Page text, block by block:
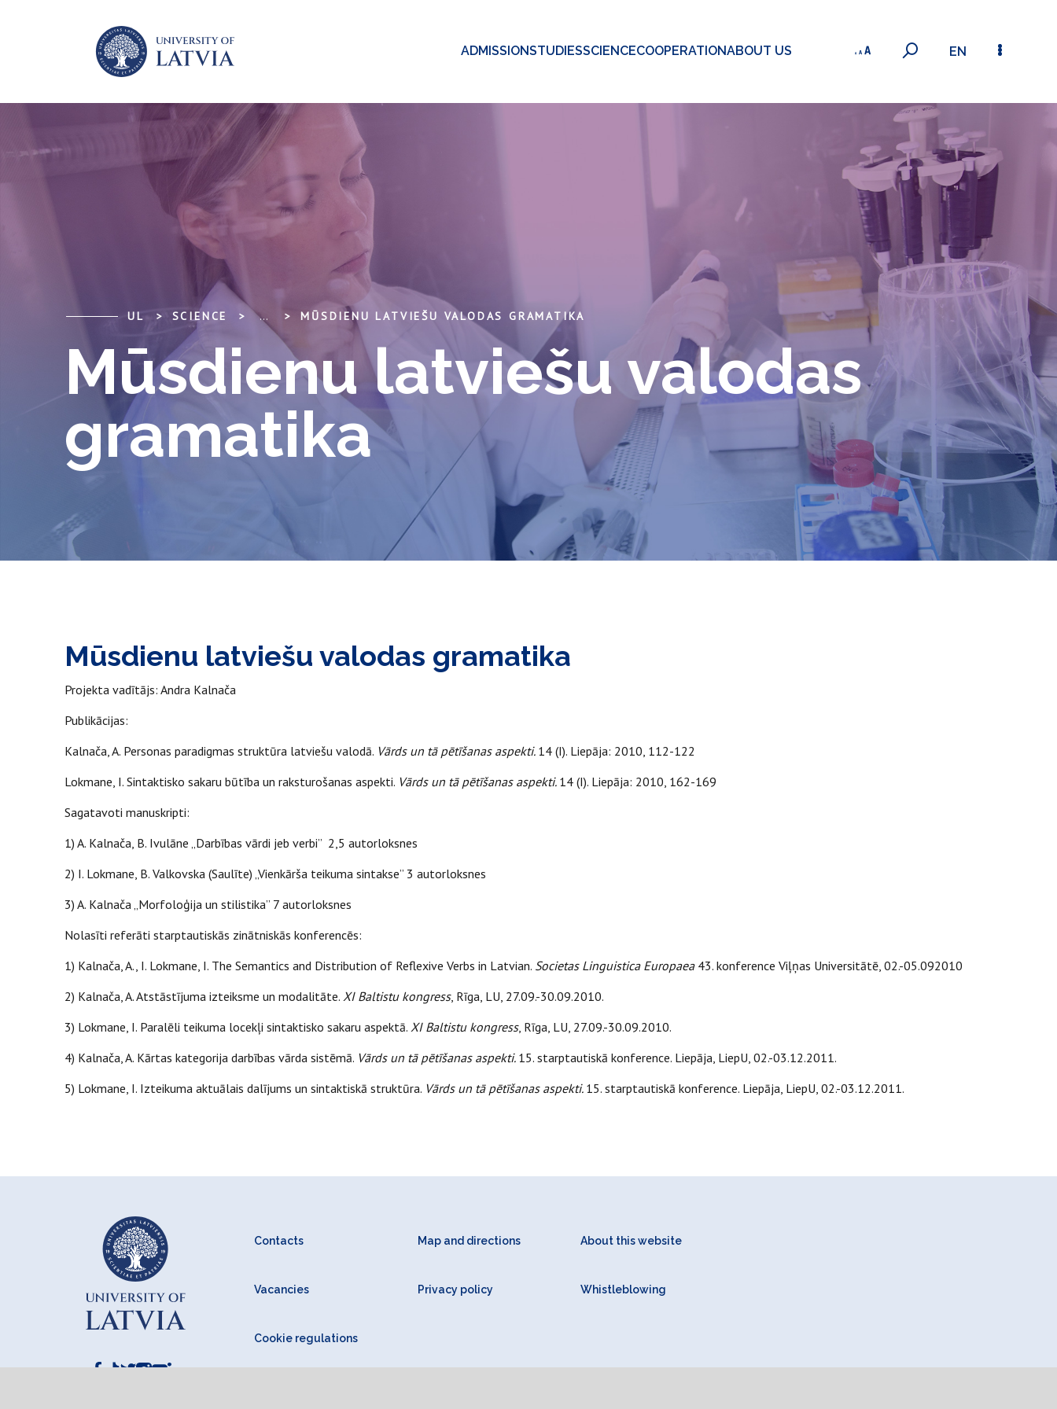
ADMISSIONSTUDIESSCIENCECOOPERATIONABOUT US EN
UL SCIENCE ... MŪSDIENU LATVIEŠU VALODAS GRAMATIKA
Mūsdienu latviešu valodas
gramatika
Mūsdienu latviešu valodas gramatika
Projekta vadītājs: Andra Kalnača
Publikācijas:
Kalnača, A. Personas paradigmas struktūra latviešu valodā. Vārds un tā pētīšanas aspekti. 14 (I). Liepāja: 2010, 112-122
Lokmane, I. Sintaktisko sakaru būtība un raksturošanas aspekti. Vārds un tā pētīšanas aspekti. 14 (I). Liepāja: 2010, 162-169
Sagatavoti manuskripti:
1) A. Kalnača, B. Ivulāne „Darbības vārdi jeb verbi” 2,5 autorloksnes
2) I. Lokmane, B. Valkovska (Saulīte) „Vienkārša teikuma sintakse” 3 autorloksnes
3) A. Kalnača „Morfoloģija un stilistika” 7 autorloksnes
Nolasīti referāti starptautiskās zinātniskās konferencēs:
1) Kalnača, A., I. Lokmane, I. The Semantics and Distribution of Reflexive Verbs in Latvian. Societas Linguistica Europaea 43. konference Viļņas Universitātē, 02.-05.092010
2) Kalnača, A. Atstāstījuma izteiksme un modalitāte. XI Baltistu kongress, Rīga, LU, 27.09.-30.09.2010.
3) Lokmane, I. Paralēli teikuma locekļi sintaktisko sakaru aspektā. XI Baltistu kongress, Rīga, LU, 27.09.-30.09.2010.
4) Kalnača, A. Kārtas kategorija darbības vārda sistēmā. Vārds un tā pētīšanas aspekti. 15. starptautiskā konference. Liepāja, LiepU, 02.-03.12.2011.
5) Lokmane, I. Izteikuma aktuālais dalījums un sintaktiskā struktūra. Vārds un tā pētīšanas aspekti. 15. starptautiskā konference. Liepāja, LiepU, 02.-03.12.2011.
Contacts Map and directions About this website
Vacancies Privacy policy Whistleblowing
Cookie regulations